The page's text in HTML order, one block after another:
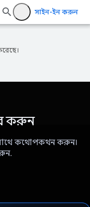
সাইন-ইন করুন
করুন
সাথে কথোপকথন করুন।